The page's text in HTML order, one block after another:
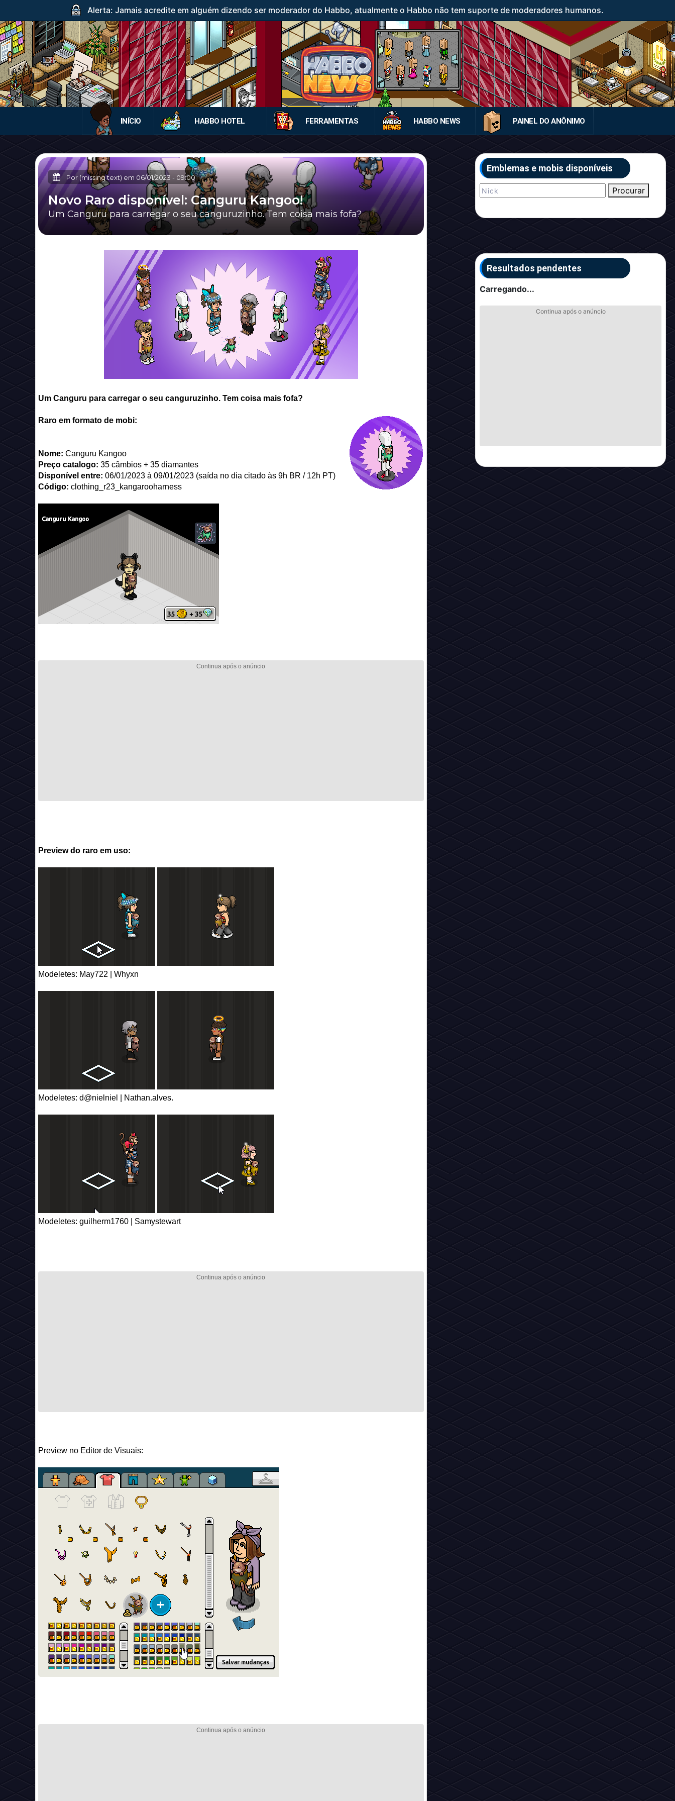
Alerta: Jamais acredite em alguém dizendo ser moderador do Habbo, atualmente o Habbo não tem suporte de moderadores humanos.
INÍCIO HABBO HOTEL FERRAMENTAS HABBO NEWS PAINEL DO ANÔNIMO
Por (missing text) em 06/01/2023 - 09:00
Novo Raro disponível: Canguru Kangoo!
Um Canguru para carregar o seu canguruzinho. Tem coisa mais fofa?
Um Canguru para carregar o seu canguruzinho. Tem coisa mais fofa?
Raro em formato de mobi:
Nome: Canguru Kangoo
Preço catalogo: 35 câmbios + 35 diamantes
Disponível entre: 06/01/2023 à 09/01/2023 (saída no dia citado às 9h BR / 12h PT)
Código: clothing_r23_kangarooharness
Preview do raro em uso:
Modeletes: May722 | Whyxn
Modeletes: d@nielniel | Nathan.alves.
Modeletes: guilherm1760 | Samystewart
Preview no Editor de Visuais:
Emblemas e mobis disponíveis
Procurar
Resultados pendentes
Carregando...